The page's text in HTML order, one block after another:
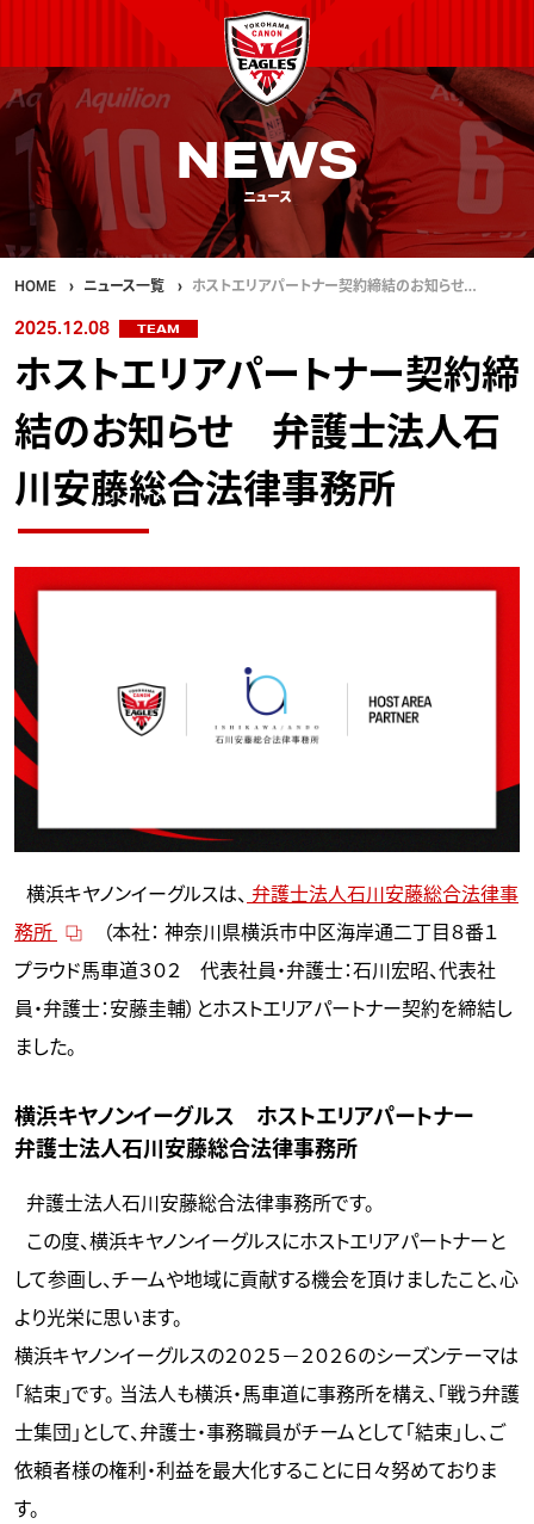
NEWS
ニュース
HOME ニュース一覧 ホストエリアパートナー契約締結のお知らせ…
2025.12.08 TEAM
ホストエリアパートナー契約締
結のお知らせ 弁護士法人石
川安藤総合法律事務所
横浜キヤノンイーグルスは、 弁護士法人石川安藤総合法律事
務所
（本社： 神奈川県横浜市中区海岸通二丁目８番１
プラウド馬車道３０２ 代表社員・弁護士：石川宏昭、代表社
員・弁護士：安藤圭輔）とホストエリアパートナー契約を締結し
ました。
横浜キヤノンイーグルス ホストエリアパートナー
弁護士法人石川安藤総合法律事務所
弁護士法人石川安藤総合法律事務所です。
この度、横浜キヤノンイーグルスにホストエリアパートナーと
して参画し、チームや地域に貢献する機会を頂けましたこと、心
より光栄に思います。
横浜キヤノンイーグルスの２０２５－２０２６のシーズンテーマは
「結束」です。 当法人も横浜・馬車道に事務所を構え、「戦う弁護
士集団」として、弁護士・事務職員がチームとして「結束」し、ご
依頼者様の権利・利益を最大化することに日々努めておりま
す。